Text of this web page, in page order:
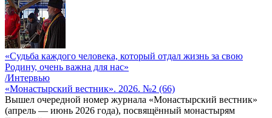
«Судьба каждого человека, который отдал жизнь за свою
Родину, очень важна для нас»
/Интервью
«Монастырский вестник». 2026. №2 (66)
Вышел очередной номер журнала «Монастырский вестник»
(апрель — июнь 2026 года), посвящённый монастырям